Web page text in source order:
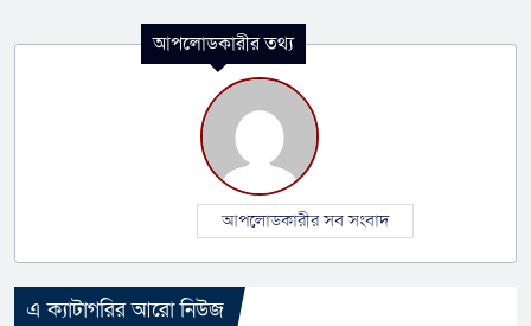
আপলোডকারীর তথ্য
আপলোডকারীর সব সংবাদ
এ ক্যাটাগরির আরো নিউজ